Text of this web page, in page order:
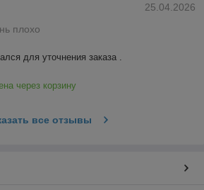
25.04.2026
плохо
для уточнения заказа .
через корзину
все отзывы